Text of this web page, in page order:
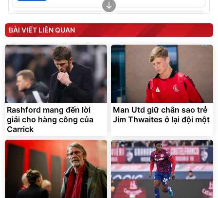
tức thì Vaseline Body
190.000đ
138.330đ
Discount
D2-001 - Thông Minh
3.000.000
2.200.000đ
Flash Sale
Unmute
Vali Bamozo Khung Nhôm
9066 Size 20/24/28 Cao
Cấp
1.000.000đ
825.000đ
Flash Sale
Lót ghế ôtô, nâng lưng
chống nóng giúp thoải mái
trong di chuyển
BÀI VIẾT LIÊN QUAN
Rashford mang đến lời
giải cho hàng công của
Carrick
Man Utd giữ chân sao trẻ
Jim Thwaites ở lại đội một